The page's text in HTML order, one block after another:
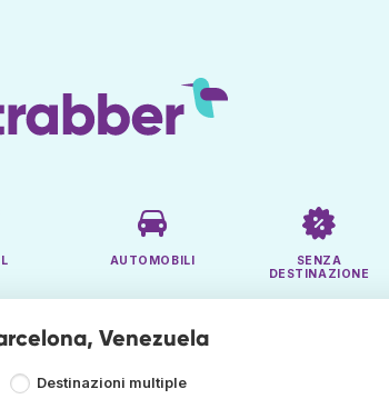
AUTOMOBILI
SENZA
DESTINAZIONE
Venezuela
Destinazioni multiple